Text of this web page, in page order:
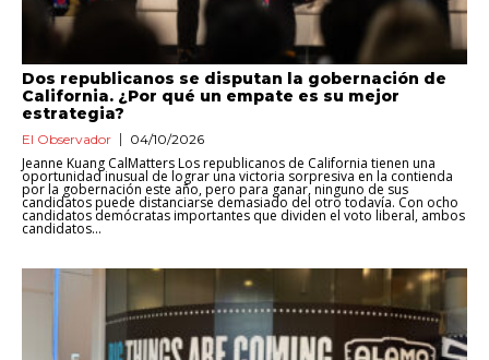
Dos republicanos se disputan la gobernación de
California. ¿Por qué un empate es su mejor
estrategia?
El Observador 04/10/2026
Jeanne Kuang CalMatters Los republicanos de California tienen una
oportunidad inusual de lograr una victoria sorpresiva en la contienda
por la gobernación este año, pero para ganar, ninguno de sus
candidatos puede distanciarse demasiado del otro todavía. Con ocho
candidatos demócratas importantes que dividen el voto liberal, ambos
candidatos...